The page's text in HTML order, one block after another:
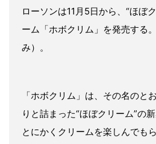
ローソンは11月5日から、“ほぼ
ーム「ホボクリム」を発売する
み）。
「ホボクリム」は、その名のと
りと詰まった“ほぼクリーム”の
とにかくクリームを楽しんでも